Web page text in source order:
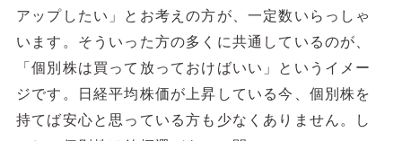
アップしたい」とお考えの方が、一定数いらっしゃ
います。そういった方の多くに共通しているのが、
「個別株は買って放っておけばいい」というイメー
ジです。日経平均株価が上昇している今、個別株を
持てば安心と思っている方も少なくありません。し